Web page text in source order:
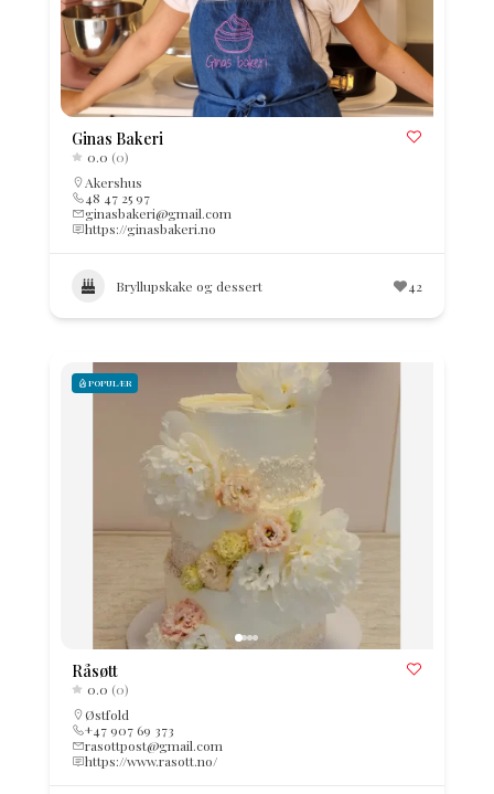
Ginas Bakeri
0.0 (0)
Akershus
48 47 25 97
ginasbakeri@gmail.com
https://ginasbakeri.no
Bryllupskake og dessert 42
POPULÆR
Råsøtt
0.0 (0)
Østfold
+47 907 69 373
rasottpost@gmail.com
https://www.rasott.no/